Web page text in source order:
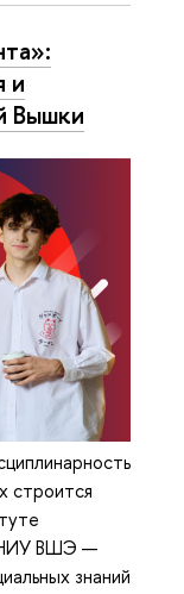
и
Вышки
строится
НИУ ВШЭ —
знаний